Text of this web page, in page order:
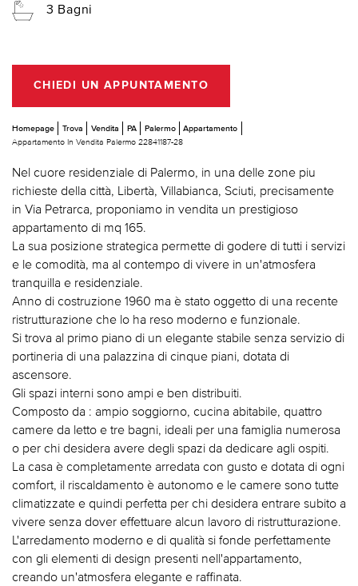
3 Bagni
CHIEDI UN APPUNTAMENTO
Homepage Trova Vendita PA Palermo
Appartamento
Appartamento In Vendita Palermo 22841187-28
Nel cuore residenziale di Palermo, in una delle zone piu
richieste della città, Libertà, Villabianca, Sciuti, precisamente
in Via Petrarca, proponiamo in vendita un prestigioso
appartamento di mq 165.
La sua posizione strategica permette di godere di tutti i servizi
e le comodità, ma al contempo di vivere in un'atmosfera
tranquilla e residenziale.
Anno di costruzione 1960 ma è stato oggetto di una recente
ristrutturazione che lo ha reso moderno e funzionale.
Si trova al primo piano di un elegante stabile senza servizio di
portineria di una palazzina di cinque piani, dotata di
ascensore.
Gli spazi interni sono ampi e ben distribuiti.
Composto da : ampio soggiorno, cucina abitabile, quattro
camere da letto e tre bagni, ideali per una famiglia numerosa
o per chi desidera avere degli spazi da dedicare agli ospiti.
La casa è completamente arredata con gusto e dotata di ogni
comfort, il riscaldamento è autonomo e le camere sono tutte
climatizzate e quindi perfetta per chi desidera entrare subito a
vivere senza dover effettuare alcun lavoro di ristrutturazione.
L'arredamento moderno e di qualità si fonde perfettamente
con gli elementi di design presenti nell'appartamento,
creando un'atmosfera elegante e raffinata.